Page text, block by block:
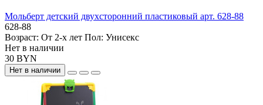
Мольберт детский двухсторонний пластиковый арт. 628-88
628-88
Возраст: От 2-х лет Пол: Унисекс
Нет в наличии
30 BYN
Нет в наличии